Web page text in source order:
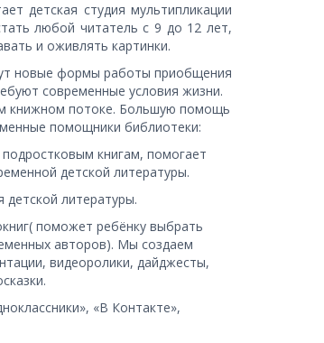
детская студия мультипликации
любой читатель с 9 до 12 лет,
и оживлять картинки.
новые формы работы приобщения
современные условия жизни.
книжном потоке. Большую помощь
помощники библиотеки:
книгам, помогает
детской литературы.
детской литературы.
поможет ребёнку выбрать
авторов). Мы создаем
видеоролики, дайджесты,
«В Контакте»,